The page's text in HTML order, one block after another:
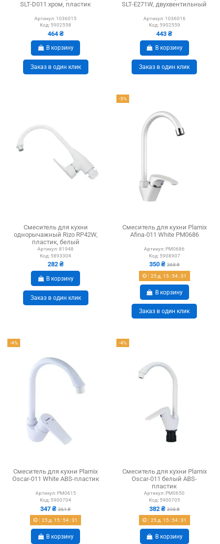
SLT-D011 хром, пластик
Артикул: 1036015
Код: 5902558
464 ₴
В корзину
Заказ в один клик
SLT-E271W, двухвентильный
Артикул: 1036016
Код: 5902559
443 ₴
В корзину
Заказ в один клик
Смеситель для кухни
однорычажный Rizo RP42W,
пластик, белый
Артикул:81948
Код: 5893304
282 ₴
В корзину
Заказ в один клик
-5%
Смеситель для кухни Plamix
Afina-011 White PM0686
Артикул: PM0686
Код: 5908907
350 ₴ 368 ₴
25д. 15: 54:30
В корзину
Заказ в один клик
-4%
Смеситель для кухни Plamix
Oscar-011 White ABS-пластик
Артикул: PM0615
Код: 5900704
347 ₴361 ₴
25 д. 15: 54:30
В корзину
-4%
Смеситель для кухни Plamix
Oscar-011 белый ABS-
пластик
Артикул: PM0650
Код: 5900705
382 ₴ 398 ₴
25д. 15: 54:30
В корзину